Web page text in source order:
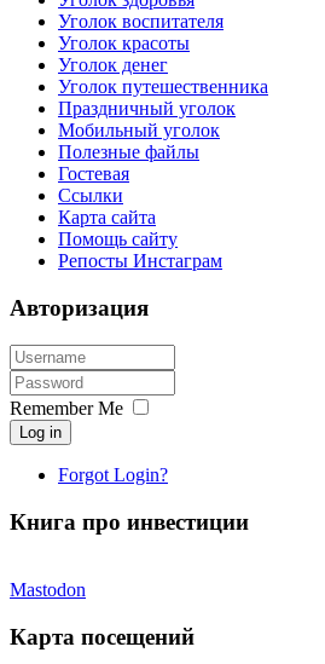
Уголок воспитателя
Уголок красоты
Уголок денег
Уголок путешественника
Праздничный уголок
Мобильный уголок
Полезные файлы
Гостевая
Ссылки
Карта сайта
Помощь сайту
Репосты Инстаграм
Авторизация
Remember Me
Log in
Forgot Login?
Книга про инвестиции
Mastodon
Карта посещений